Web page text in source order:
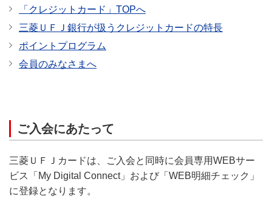
本条件は、下記サービスのご利用の翌々月16日以降
にポイント還元率へ反映されます。
「シーモア読み放題」「作品ポイント購入（月額メ
ニュー）」
クレジットカードを登録して支払う決済サービスの
ご利用などは対象外です。
本条件の判定対象となるご利用金額には、ポイント
アッププログラムの還元率は適用されません。
「シーモア読み放題」の詳細はこちらよりご確認く
クレジット決済が対象となります。
複合商業施設内にある店舗など、一部対象外となる
場合がございます。
「クレジットカード」TOPへ
三菱ＵＦＪ銀行が扱うクレジットカードの特長
ポイントプログラム
会員のみなさまへ
ご入会にあたって
三菱ＵＦＪカードは、ご入会と同時に会員専用WEBサー
ビス「My Digital Connect」および「WEB明細チェック」
に登録となります。